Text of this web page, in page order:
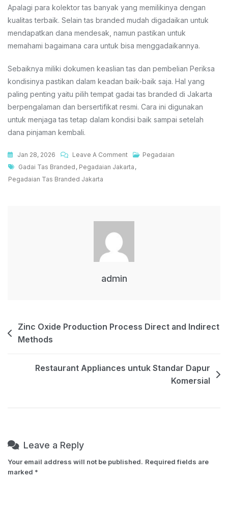
Apalagi para kolektor tas banyak yang memilikinya dengan
kualitas terbaik. Selain tas branded mudah digadaikan untuk
mendapatkan dana mendesak, namun pastikan untuk
memahami bagaimana cara untuk bisa menggadaikannya.
Sebaiknya miliki dokumen keaslian tas dan pembelian Periksa
kondisinya pastikan dalam keadan baik-baik saja. Hal yang
paling penting yaitu pilih tempat gadai tas branded di Jakarta
berpengalaman dan bersertifikat resmi. Cara ini digunakan
untuk menjaga tas tetap dalam kondisi baik sampai setelah
dana pinjaman kembali.
Jan 28, 2026 Leave A CommentOn
Gadai
Dana
Pegadaian
Tags
Gadai Tas Branded , Pegadaian Jakarta ,
Pegadaian Tas Branded Jakarta
admin
Post
navigation
Zinc Oxide Production Process Direct and Indirect
Methods
Restaurant Appliances untuk Standar Dapur
Komersial
Leave a Reply
Your email address will not be published. Required fields are
marked *